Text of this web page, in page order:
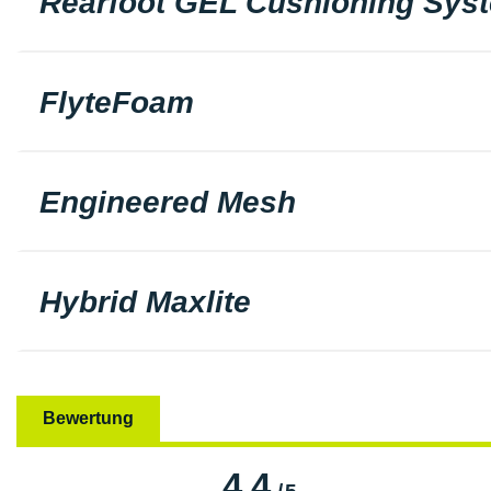
FlyteFoam
Engineered Mesh
Hybrid Maxlite
Bewertung